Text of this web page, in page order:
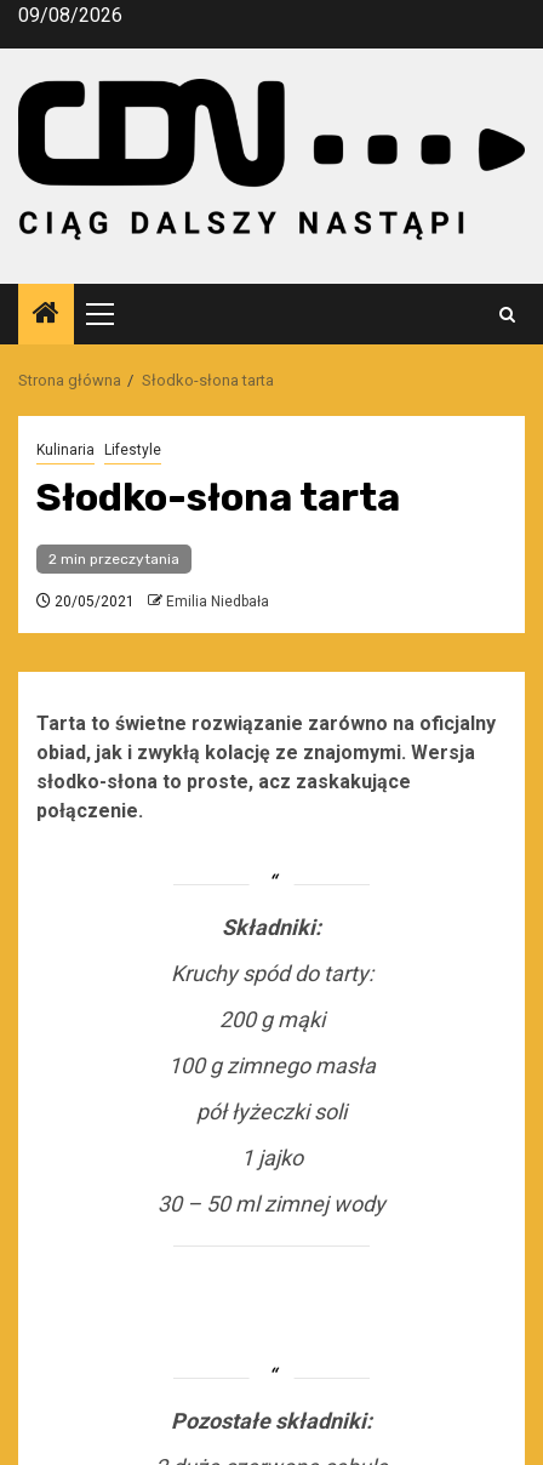
Przejdź
09/08/2026
Menu
główne
Strona główna Słodko-słona tarta
Kulinaria Lifestyle
Słodko-słona tarta
2 min przeczytania
20/05/2021 Emilia Niedbała
Tarta to świetne rozwiązanie zarówno na oficjalny
obiad, jak i zwykłą kolację ze znajomymi. Wersja
słodko-słona to proste, acz zaskakujące
połączenie.
Składniki:
Kruchy spód do tarty:
200 g mąki
100 g zimnego masła
pół łyżeczki soli
1 jajko
30 – 50 ml zimnej wody
Pozostałe składniki: